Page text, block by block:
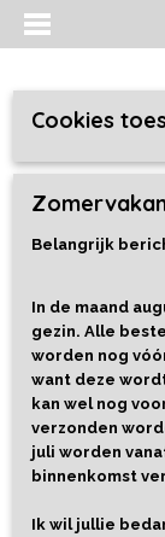
1 2 3
Cookies
Belangrijk
In de maand
gezin. Alle
worden nog
want deze
kan wel nog
verzonden
juli worden
binnenkomst
Ik wil jullie